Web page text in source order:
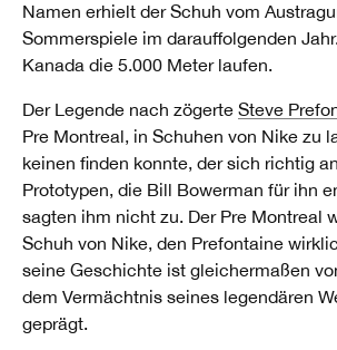
Namen erhielt der Schuh vom
Sommerspiele im darauffolgenden
Kanada die 5.000 Meter laufen.
Der Legende nach zögerte Steve
Pre Montreal, in Schuhen von Nike zu
keinen finden konnte, der sich richtig
Prototypen, die Bill Bowerman für ihn
sagten ihm nicht zu. Der Pre Montreal
Schuh von Nike, den Prefontaine
seine Geschichte ist gleichermaßen
dem Vermächtnis seines legendären
geprägt.